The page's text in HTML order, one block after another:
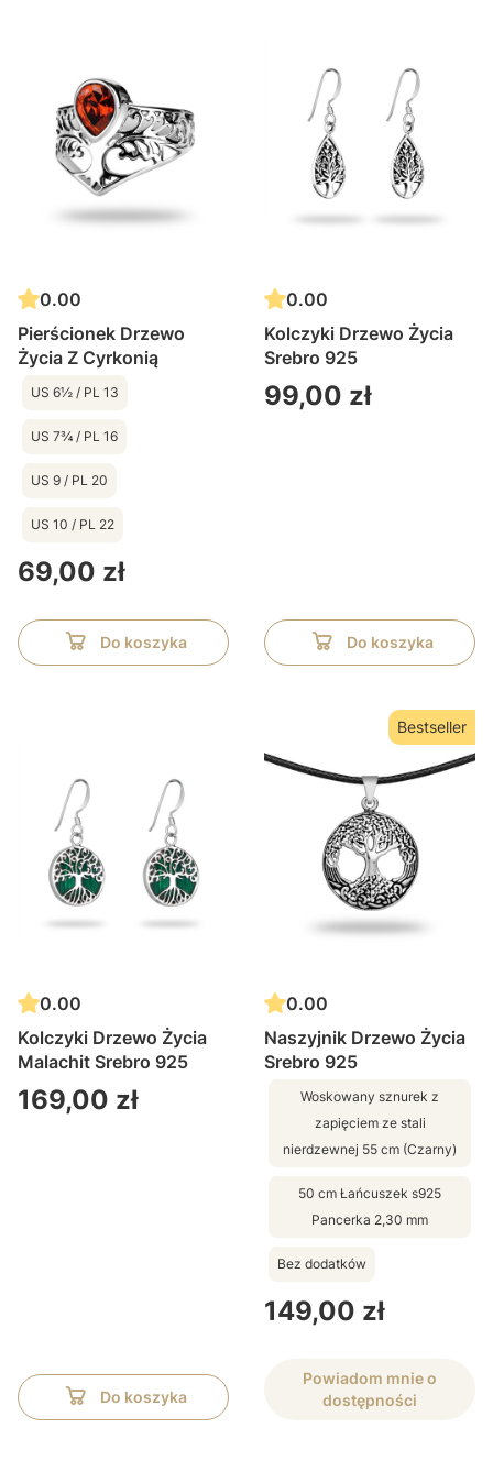
0.00
Pierścionek Drzewo
Życia Z Cyrkonią
US 6½ / PL 13
US 7¾ / PL 16
US 9 / PL 20
US 10 / PL 22
Cena
69,00 zł
Do koszyka
0.00
Kolczyki Drzewo Życia
Srebro 925
Cena
99,00 zł
Do koszyka
0.00
Kolczyki Drzewo Życia
Malachit Srebro 925
Cena
169,00 zł
Do koszyka
Bestseller
0.00
Naszyjnik Drzewo Życia
Srebro 925
Woskowany sznurek z
zapięciem ze stali
nierdzewnej 55 cm (Czarny)
50 cm Łańcuszek s925
Pancerka 2,30 mm
Bez dodatków
Cena
149,00 zł
Powiadom mnie o
dostępności